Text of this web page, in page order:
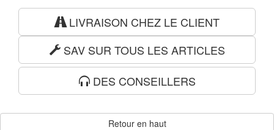
LIVRAISON CHEZ LE CLIENT
SAV SUR TOUS LES ARTICLES
DES CONSEILLERS
Retour en haut